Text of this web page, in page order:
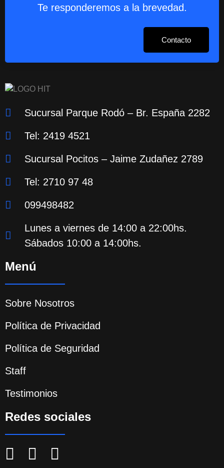
Te responderemos a la brevedad.
Contacto
Sucursal Parque Rodó – Br. España 2282
Tel: 2419 4521
Sucursal Pocitos – Jaime Zudañez 2789
Tel: 2710 97 48
099498482
Lunes a viernes de 14:00 a 22:00hs.
Sábados 10:00 a 14:00hs.
Menú
Sobre Nosotros
Política de Privacidad
Política de Seguridad
Staff
Testimonios
Redes sociales